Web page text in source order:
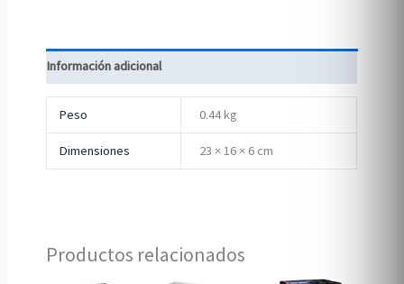
Información adicional
Peso 0.44 kg
Dimensiones 23 × 16 × 6 cm
Productos relacionados